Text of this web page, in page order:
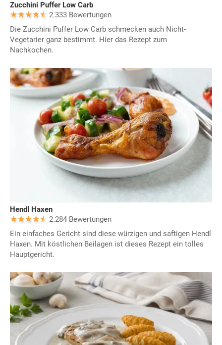
Zucchini Puffer Low Carb
2.333 Bewertungen
Die Zucchini Puffer Low Carb schmecken auch Nicht-
Vegetarier ganz bestimmt. Hier das Rezept zum
Nachkochen.
Hendl Haxen
2.284 Bewertungen
Ein einfaches Gericht sind diese würzigen und saftigen Hendl
Haxen. Mit köstlichen Beilagen ist dieses Rezept ein tolles
Hauptgericht.